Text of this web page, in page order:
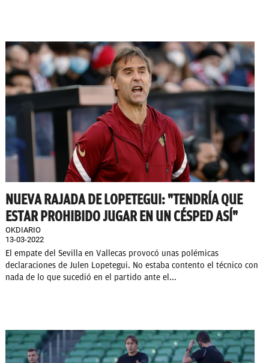
NUEVA RAJADA DE LOPETEGUI: "TENDRÍA QUE
ESTAR PROHIBIDO JUGAR EN UN CÉSPED ASÍ"
OKDIARIO
13-03-2022
El empate del Sevilla en Vallecas provocó unas polémicas
declaraciones de Julen Lopetegui. No estaba contento el técnico con
nada de lo que sucedió en el partido ante el...